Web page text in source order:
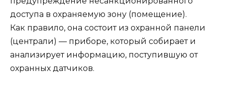
доступа в охраняемую зону (помещение).
Как правило, она состоит из охранной панели
(централи) — приборе, который собирает и
анализирует информацию, поступившую от
охранных датчиков.